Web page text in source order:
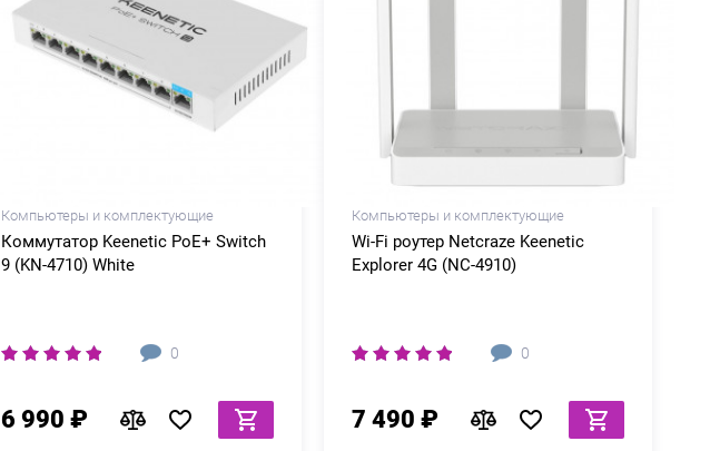
Компьютеры и комплектующие
Коммутатор Keenetic PoE+ Switch
9 (KN-4710) White
0
6 990 ₽
Компьютеры и комплектующие
Wi-Fi роутер Netcraze Keenetic
Explorer 4G (NC-4910)
0
7 490 ₽